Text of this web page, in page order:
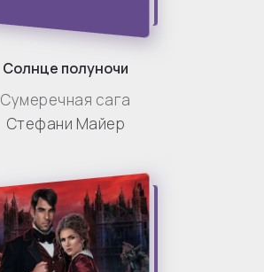
Солнце полуночи
Сумеречная сага
Стефани Майер